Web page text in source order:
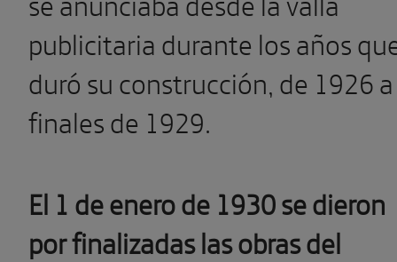
publicitaria durante los años
duró su construcción, de 1926 a
finales de 1929.
El 1 de enero de 1930 se dieron
por finalizadas las obras del